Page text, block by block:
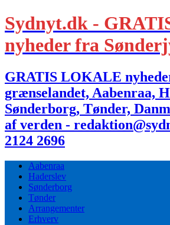
Sydnyt.dk -
nyheder fra
GRATIS LOKALE
grænselandet, Aabenraa,
Sønderborg, Tønder,
af verden -
2124 2696
Aabenraa
Haderslev
Sønderborg
Tønder
Arrangementer
Erhverv